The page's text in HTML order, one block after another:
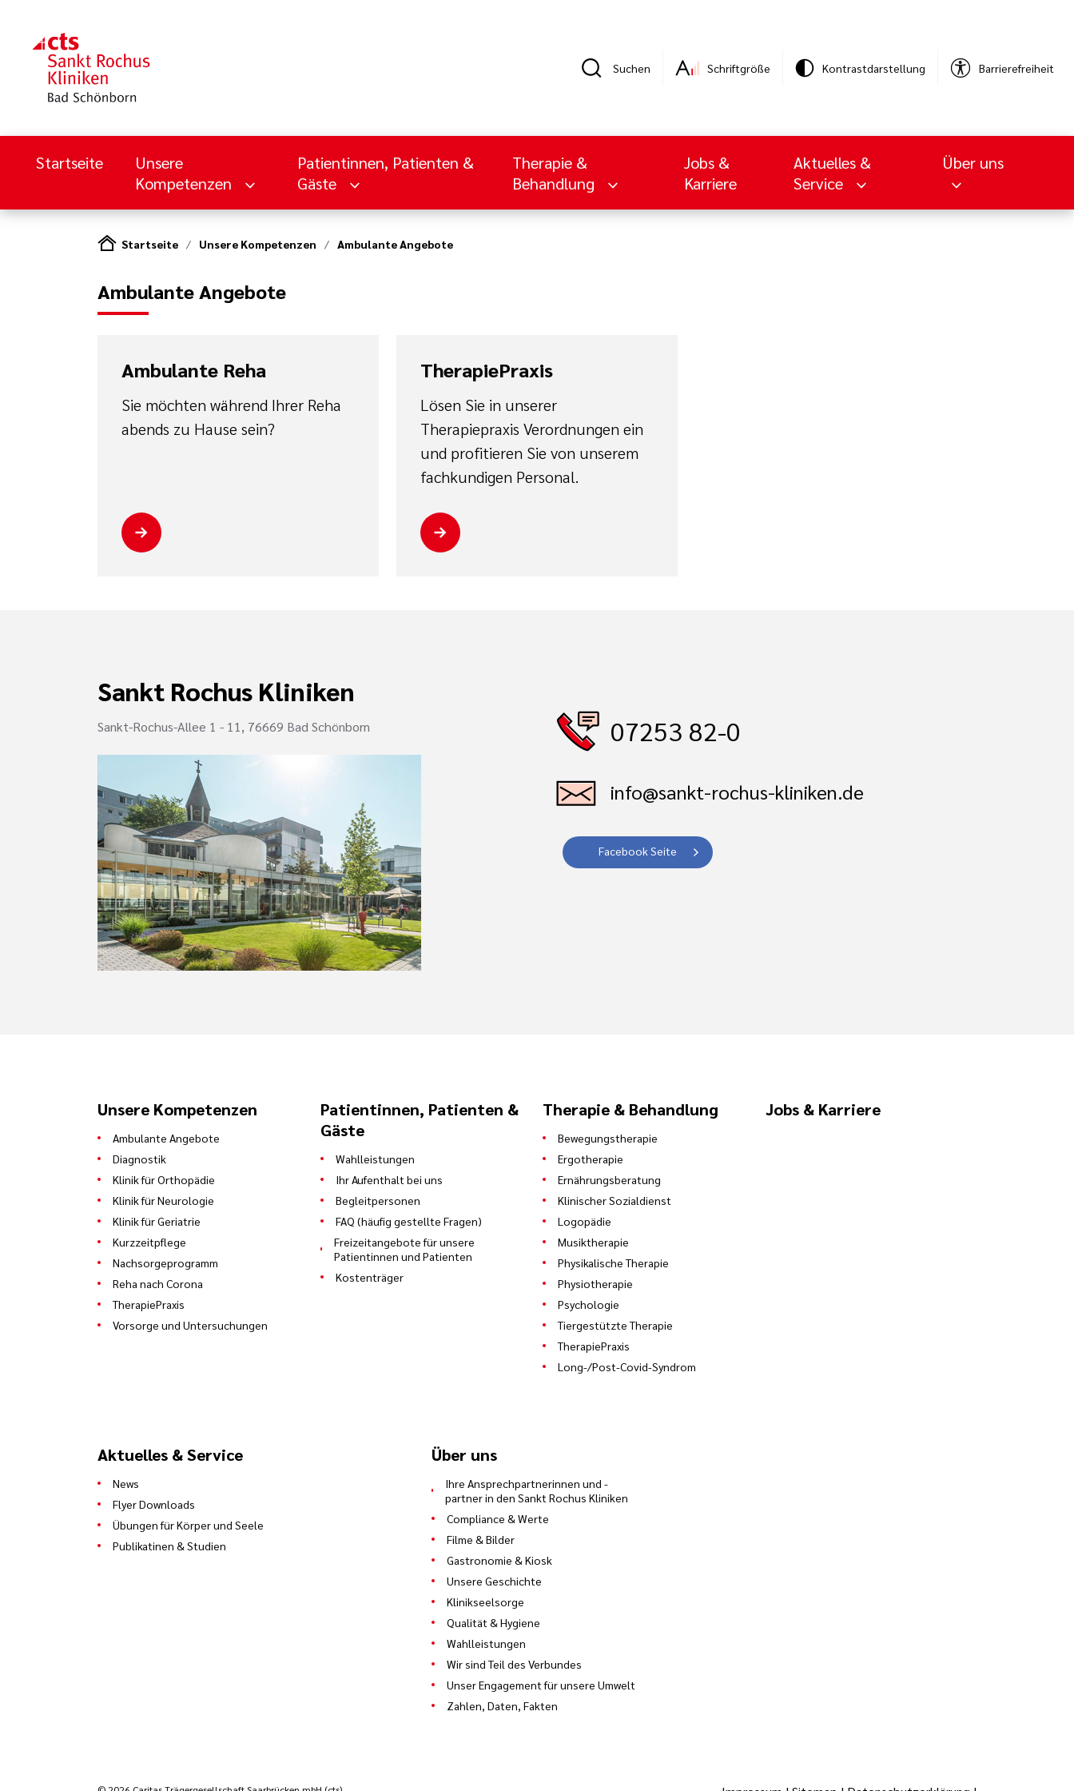
Suchen Schriftgröße Kontrastdarstellung Barrierefreiheit
Startseite
Unsere
Kompetenzen
Patientinnen, Patienten &
Gäste
Therapie &
Behandlung
Jobs &
Karriere
Aktuelles &
Service
Über uns
Startseite Unsere Kompetenzen Ambulante Angebote
Ambulante Angebote
Ambulante Reha
Sie möchten während Ihrer Reha
abends zu Hause sein?
TherapiePraxis
Lösen Sie in unserer
Therapiepraxis Verordnungen ein
und profitieren Sie von unserem
fachkundigen Personal.
Sankt Rochus Kliniken
Sankt-Rochus-Allee 1 - 11, 76669 Bad Schönborn 07253 82-0
info@sankt-rochus-kliniken.de
Facebook Seite
Unsere Kompetenzen
Ambulante Angebote
Diagnostik
Klinik für Orthopädie
Klinik für Neurologie
Klinik für Geriatrie
Kurzzeitpflege
Nachsorgeprogramm
Reha nach Corona
TherapiePraxis
Vorsorge und Untersuchungen
Patientinnen, Patienten &
Gäste
Wahlleistungen
Ihr Aufenthalt bei uns
Begleitpersonen
FAQ (häufig gestellte Fragen)
Freizeitangebote für unsere
Patientinnen und Patienten
Kostenträger
Therapie & Behandlung
Bewegungstherapie
Ergotherapie
Ernährungsberatung
Klinischer Sozialdienst
Logopädie
Musiktherapie
Physikalische Therapie
Physiotherapie
Psychologie
Tiergestützte Therapie
TherapiePraxis
Long-/Post-Covid-Syndrom
Jobs & Karriere
Aktuelles & Service
News
Flyer Downloads
Übungen für Körper und Seele
Publikatinen & Studien
Über uns
Ihre Ansprechpartnerinnen und -
partner in den Sankt Rochus Kliniken
Compliance & Werte
Filme & Bilder
Gastronomie & Kiosk
Unsere Geschichte
Klinikseelsorge
Qualität & Hygiene
Wahlleistungen
Wir sind Teil des Verbundes
Unser Engagement für unsere Umwelt
Zahlen, Daten, Fakten